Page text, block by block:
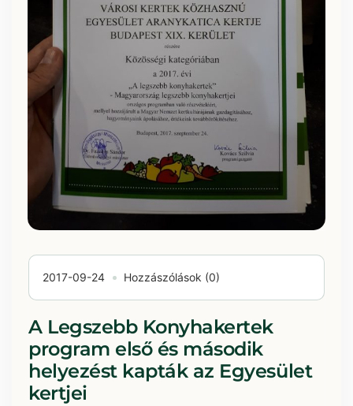
2017-09-24 Hozzászólások (0)
A Legszebb Konyhakertek
program első és második
helyezést kapták az Egyesület
kertjei